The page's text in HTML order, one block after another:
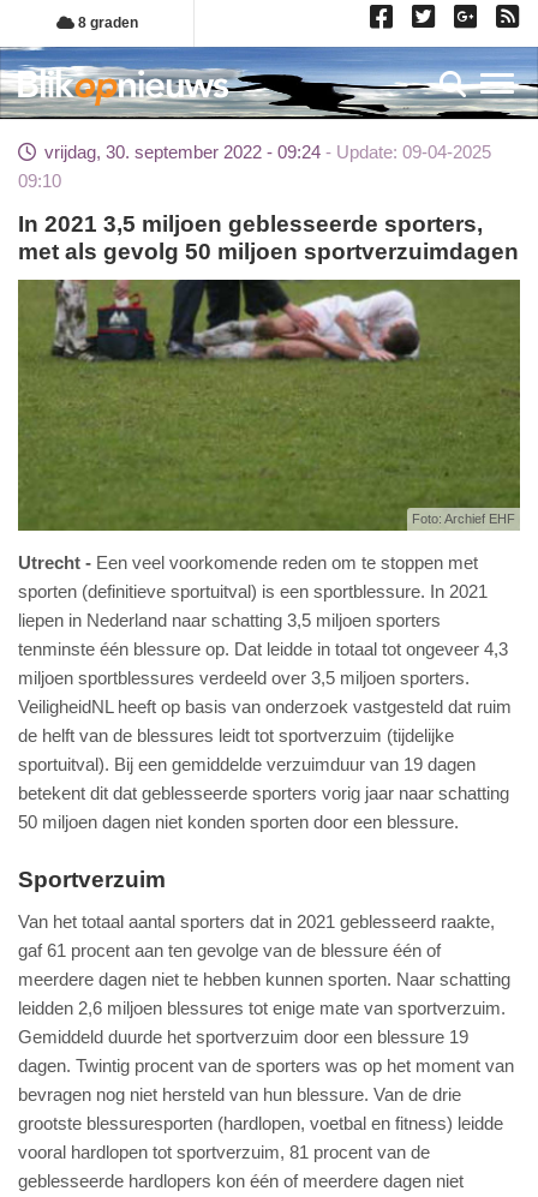
Overslaan
en
naar
de
gaan
8 graden
vrijdag, 30. september 2022 - 09:24
Update: 09-04-2025
09:10
In 2021 3,5 miljoen geblesseerde sporters,
met als gevolg 50 miljoen sportverzuimdagen
Foto: Archief EHF
Utrecht
Een veel voorkomende reden om te stoppen met
sporten (definitieve sportuitval) is een sportblessure. In 2021
liepen in Nederland naar schatting 3,5 miljoen sporters
tenminste één blessure op. Dat leidde in totaal tot ongeveer 4,3
miljoen sportblessures verdeeld over 3,5 miljoen sporters.
VeiligheidNL heeft op basis van onderzoek vastgesteld dat ruim
de helft van de blessures leidt tot sportverzuim (tijdelijke
sportuitval). Bij een gemiddelde verzuimduur van 19 dagen
betekent dit dat geblesseerde sporters vorig jaar naar schatting
50 miljoen dagen niet konden sporten door een blessure.
Sportverzuim
Van het totaal aantal sporters dat in 2021 geblesseerd raakte,
gaf 61 procent aan ten gevolge van de blessure één of
meerdere dagen niet te hebben kunnen sporten. Naar schatting
leidden 2,6 miljoen blessures tot enige mate van sportverzuim.
Gemiddeld duurde het sportverzuim door een blessure 19
dagen. Twintig procent van de sporters was op het moment van
bevragen nog niet hersteld van hun blessure. Van de drie
grootste blessuresporten (hardlopen, voetbal en fitness) leidde
vooral hardlopen tot sportverzuim, 81 procent van de
geblesseerde hardlopers kon één of meerdere dagen niet